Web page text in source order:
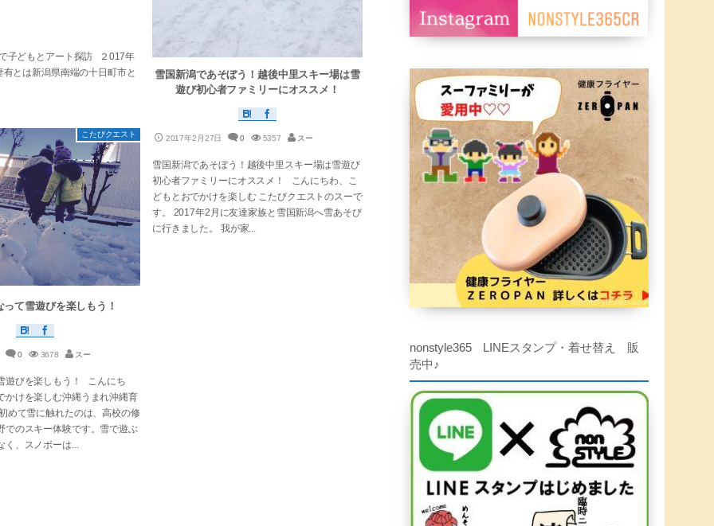
子どもとアート探訪 ２017年
とは新潟県南端の十日町市と
雪国新潟であそぼう！越後中里スキー場は雪
遊び初心者ファミリーにオススメ！
2017年2月27日 0 5357 スー
雪国新潟であそぼう！越後中里スキー場は雪遊び
初心者ファミリーにオススメ！ こんにちわ、こ
どもとおでかけを楽しむ こたびクエストのスーで
す。 2017年2月に友達家族と雪国新潟へ雪あそび
に行きました。 我が家...
って雪遊びを楽しもう！
こたびクエスト
0 3678 スー
遊びを楽しもう！ こんにち
かけを楽しむ沖縄うまれ沖縄育
めて雪に触れたのは、高校の修
でのスキー体験です。雪で遊ぶ
く、スノボーは...
nonstyle365 LINEスタンプ・着せ替え 販
売中♪